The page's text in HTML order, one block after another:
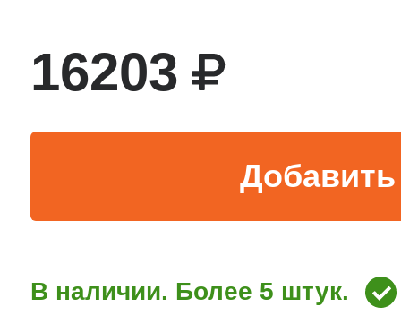
морозилок
16203
В наличии. Более 5 штук.